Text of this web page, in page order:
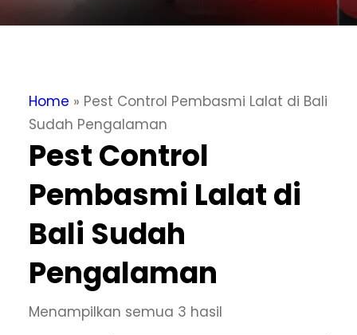
Home » Pest Control Pembasmi Lalat di Bali
Sudah Pengalaman
Pest Control
Pembasmi Lalat di
Bali Sudah
Pengalaman
Menampilkan semua 3 hasil